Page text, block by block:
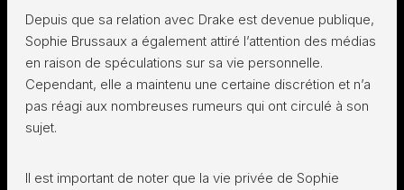
Depuis que sa relation avec Drake est devenue publique,
Sophie Brussaux a également attiré l’attention des médias
en raison de spéculations sur sa vie personnelle.
Cependant, elle a maintenu une certaine discrétion et n’a
pas réagi aux nombreuses rumeurs qui ont circulé à son
sujet.
Il est important de noter que la vie privée de Sophie